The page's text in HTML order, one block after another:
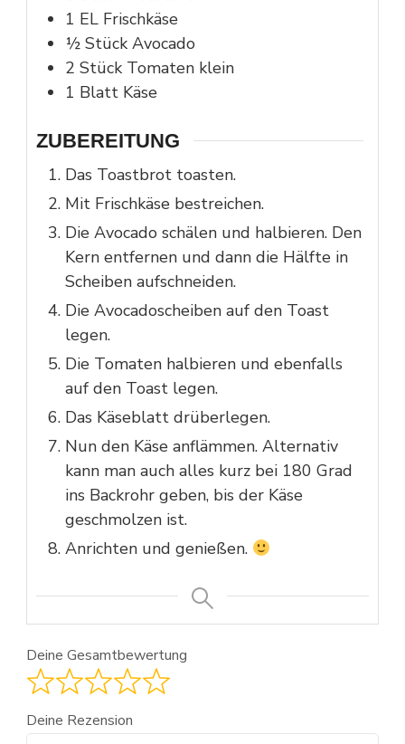
1 EL Frischkäse
½ Stück Avocado
2 Stück Tomaten klein
1 Blatt Käse
ZUBEREITUNG
Das Toastbrot toasten.
Mit Frischkäse bestreichen.
Die Avocado schälen und halbieren. Den
Kern entfernen und dann die Hälfte in
Scheiben aufschneiden.
Die Avocadoscheiben auf den Toast
legen.
Die Tomaten halbieren und ebenfalls
auf den Toast legen.
Das Käseblatt drüberlegen.
Nun den Käse anflämmen. Alternativ
kann man auch alles kurz bei 180 Grad
ins Backrohr geben, bis der Käse
geschmolzen ist.
Anrichten und genießen.
Deine Gesamtbewertung
Deine Rezension